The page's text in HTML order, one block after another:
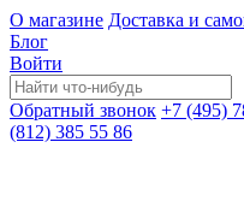
О магазине Доставка и
Блог
Войти
Обратный звонок +7 (495)
(812) 385 55 86